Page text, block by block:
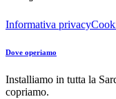
Informativa privacy
Dove operiamo
Installiamo in tutta la
copriamo.